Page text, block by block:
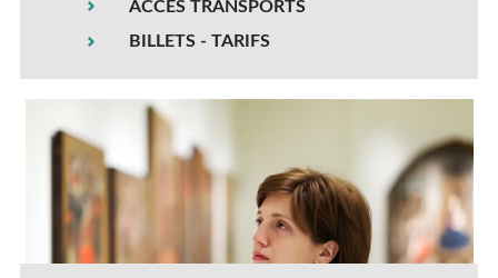
ACCÈS TRANSPORTS
BILLETS - TARIFS